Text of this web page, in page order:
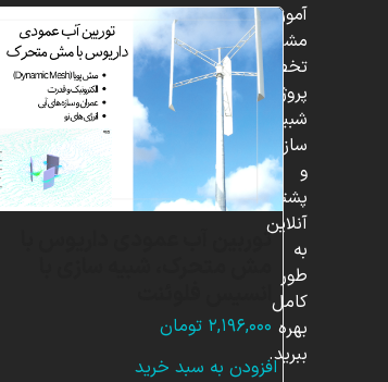
توربین آب عمودی داریوس با
۲,۱۹۶,۰۰۰ تومان
افزودن به سبد خرید
آموزشی،
مشاوره
تخصصی،
پروژه‌های
شبیه
سازی
و
پشتیبانی
آنلاین
به
طور
کامل
بهره
ببرید.